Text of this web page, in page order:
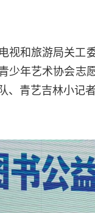
视和旅游局关工
少年艺术协会志
、青艺吉林小记